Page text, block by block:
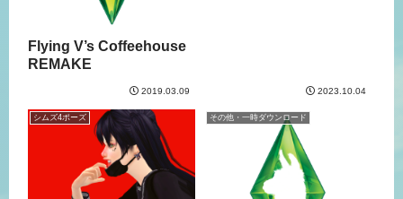
Flying V’s Coffeehouse
REMAKE
2019.03.09 2023.10.04
シムズ4ポーズ その他・一時ダウンロード